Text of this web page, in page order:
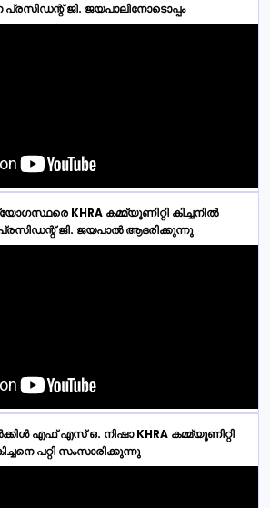
ജി. ജയപാലിനോടൊപ്പം
KHRA കമ്മ്യൂണിറ്റി കിച്ചനിൽ
ജി. ജയപാൽ ആദരിക്കുന്നു
എഫ് എസ് ഒ. നിഷാ KHRA കമ്മ്യൂണിറ്റി
പറ്റി സംസാരിക്കുന്നു